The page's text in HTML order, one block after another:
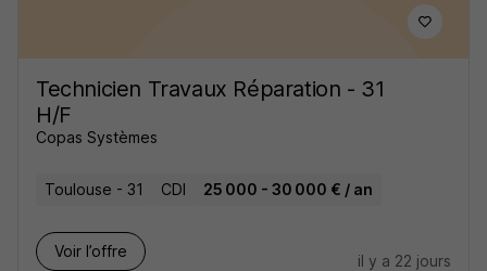
Technicien Travaux Réparation - 31
H/F
Copas Systèmes
Toulouse - 31 CDI 25 000 - 30 000 € / an
Voir l’offre
il y a 22 jours